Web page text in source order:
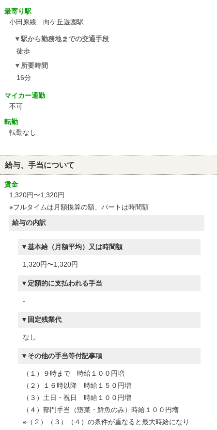
最寄り駅
小田原線 向ケ丘遊園駅
駅から勤務地までの交通手段
徒歩
所要時間
16分
マイカー通勤
不可
転勤
転勤なし
給与、手当について
賃金
1,320円〜1,320円
※フルタイムは月額換算の額、パートは時間額
給与の内訳
基本給（月額平均）又は時間額
1,320円〜1,320円
定額的に支払われる手当
-
固定残業代
なし
その他の手当等付記事項
（１）９時まで 時給１００円増
（２）１６時以降 時給１５０円増
（３）土日・祝日 時給１００円増
（４）部門手当（惣菜・鮮魚のみ）時給１００円増
※（２）（３）（４）の条件が重なると最大時給になり